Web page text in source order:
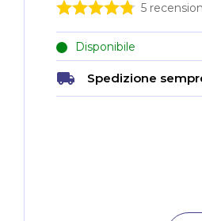
5
Disponibile
Spedizione